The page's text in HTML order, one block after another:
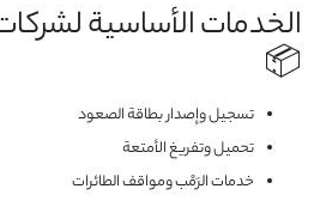
الخدمات الأساسية
📦
تسجيل وإصدار بطاقة الصعود
تحميل وتفريغ الأمتعة
خدمات الرَمْب ومواقف الطائرات